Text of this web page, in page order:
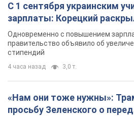
С 1 сентября украинским
зарплаты: Корецкий
Одновременно с повышением
правительство объявило об
стипендий
4 часа назад 3,0 т.
«Нам они тоже нужны»:
просьбу Зеленского о